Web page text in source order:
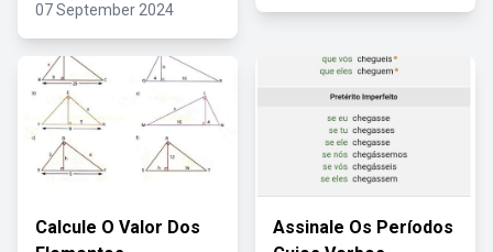
07 September 2024
Calcule O Valor Dos
Assinale Os Períodos